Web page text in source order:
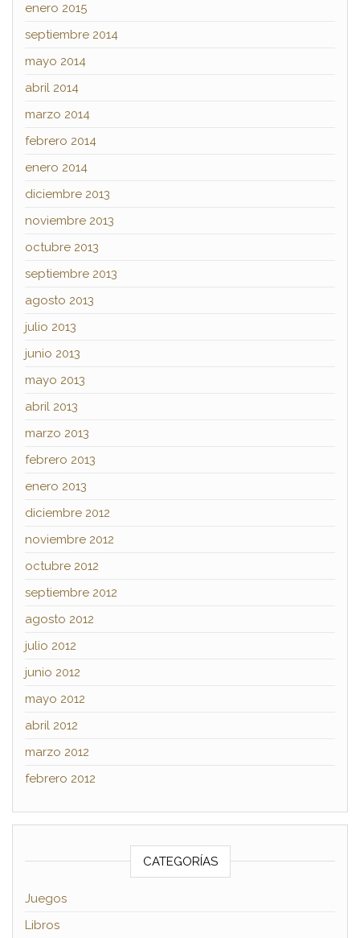
enero 2015
septiembre 2014
mayo 2014
abril 2014
marzo 2014
febrero 2014
enero 2014
diciembre 2013
noviembre 2013
octubre 2013
septiembre 2013
agosto 2013
julio 2013
junio 2013
mayo 2013
abril 2013
marzo 2013
febrero 2013
enero 2013
diciembre 2012
noviembre 2012
octubre 2012
septiembre 2012
agosto 2012
julio 2012
junio 2012
mayo 2012
abril 2012
marzo 2012
febrero 2012
CATEGORÍAS
Juegos
Libros